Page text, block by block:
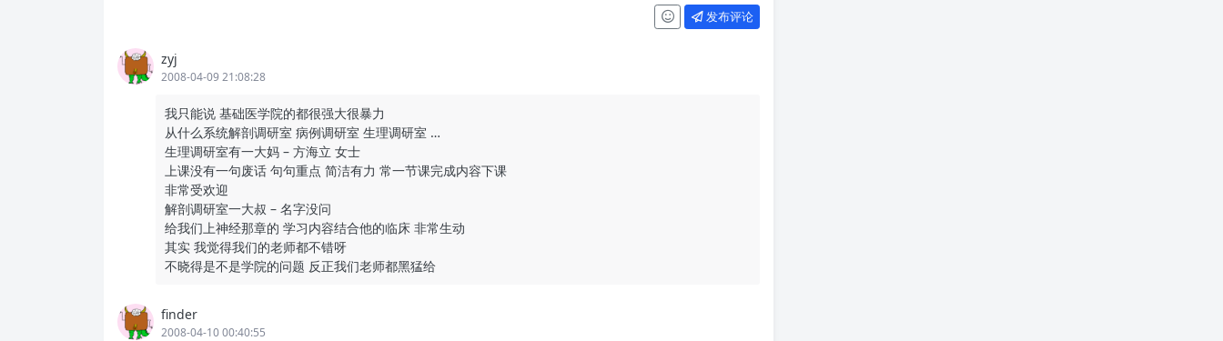
发布评论
zyj
2008-04-09 21:08:28
我只能说 基础医学院的都很强大很暴力
从什么系统解剖调研室 病例调研室 生理调研室 …
生理调研室有一大妈 – 方海立 女士
上课没有一句废话 句句重点 简洁有力 常一节课完成内容下课
非常受欢迎
解剖调研室一大叔 – 名字没问
给我们上神经那章的 学习内容结合他的临床 非常生动
其实 我觉得我们的老师都不错呀
不晓得是不是学院的问题 反正我们老师都黑猛给
finder
2008-04-10 00:40:55